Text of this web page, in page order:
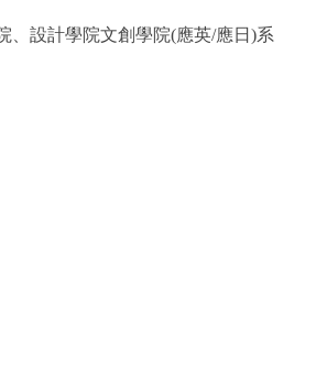
、設計學院文創學院(應英/應日)系